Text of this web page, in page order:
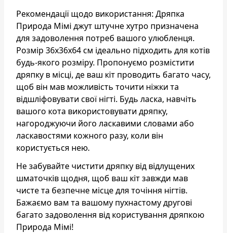
Рекомендації щодо використання: Дряпка
Природа Мімі джут штучне хутро призначена
для задоволення потреб вашого улюбленця.
Розмір 36x36x64 см ідеально підходить для котів
будь-якого розміру. Пропонуємо розмістити
дряпку в місці, де ваш кіт проводить багато часу,
щоб він мав можливість точити ніжки та
відшліфовувати свої нігті. Будь ласка, навчіть
вашого кота використовувати дряпку,
нагороджуючи його ласкавими словами або
ласкавостями кожного разу, коли він
користується нею.
Не забувайте чистити дряпку від відлущених
шматочків щодня, щоб ваш кіт завжди мав
чисте та безпечне місце для точіння нігтів.
Бажаємо вам та вашому пухнастому другові
багато задоволення від користування дряпкою
Природа Мімі!